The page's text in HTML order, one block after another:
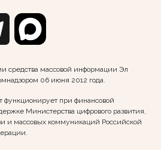
средства массовой информации Эл
06 июня 2012 года.
функционирует при финансовой
Министерства цифрового развития,
и массовых коммуникаций Российской